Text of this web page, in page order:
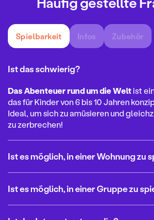
Spielbarkeit Infos Zubehör
Ist das schwierig?
Das Abenteuer rund um die Weltist
das für Kinder von 6 bis 10 Jahren
Ideal, um sich zu amüsieren und
zu zerbrechen!
Ist es möglich, in einer Wohnung zu
Ist es möglich, in einer Gruppe zu